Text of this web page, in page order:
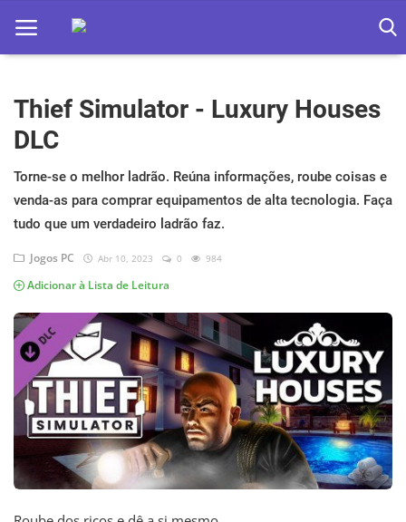
Home
Apps
Ebooks
Games
Web
Jogos hoje na TV
Thief Simulator - Luxury Houses
DLC
Torne-se o melhor ladrão. Reúna informações, roube coisas e
venda-as para comprar equipamentos de alta tecnologia. Faça
tudo que um verdadeiro ladrão faz.
Jogos PC Abr 10, 2023 0 984
Adicionar à Lista de Leitura